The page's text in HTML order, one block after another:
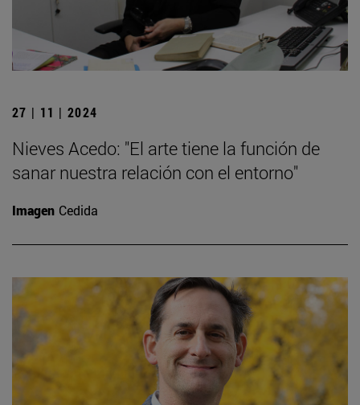
27 | 11 | 2024
Nieves Acedo: "El arte tiene la función de
sanar nuestra relación con el entorno"
Imagen Cedida